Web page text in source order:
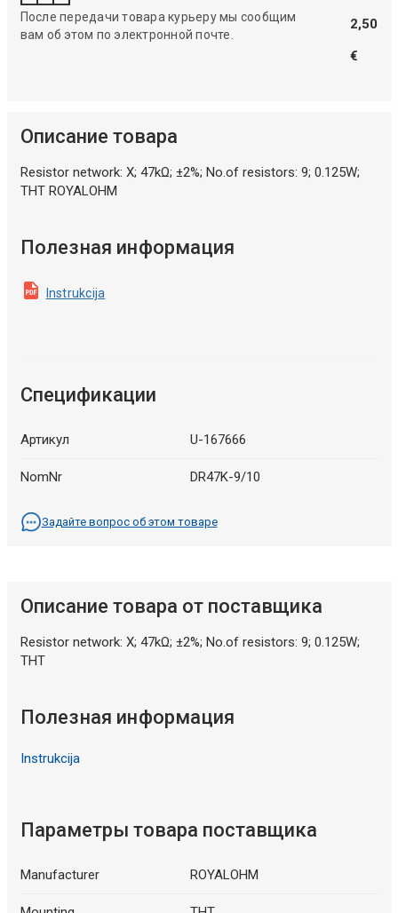
После передачи товара курьеру мы сообщим
вам об этом по электронной почте.
2,50
€
Описание товара
Resistor network: X; 47kΩ; ±2%; No.of resistors: 9; 0.125W;
THT ROYALOHM
Полезная информация
Instrukcija
Спецификации
Артикул U-167666
NomNr DR47K-9/10
Задайте вопрос об этом товаре
Описание товара от поставщика
Resistor network: X; 47kΩ; ±2%; No.of resistors: 9; 0.125W;
THT
Полезная информация
Instrukcija
Параметры товара поставщика
Manufacturer ROYALOHM